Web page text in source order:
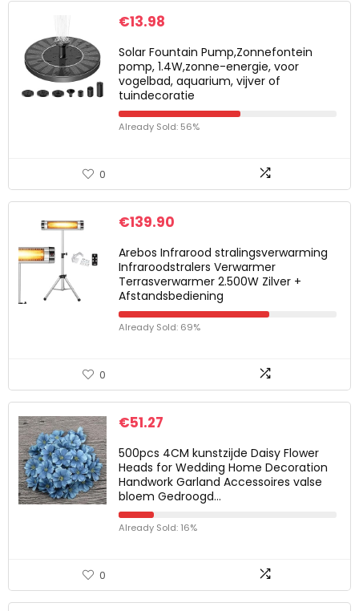
€13.98
Solar Fountain Pump,Zonnefontein
pomp, 1.4W,zonne-energie, voor
vogelbad, aquarium, vijver of
tuindecoratie
Already Sold: 56%
0
€139.90
Arebos Infrarood stralingsverwarming
Infraroodstralers Verwarmer
Terrasverwarmer 2.500W Zilver +
Afstandsbediening
Already Sold: 69%
0
€51.27
500pcs 4CM kunstzijde Daisy Flower
Heads for Wedding Home Decoration
Handwork Garland Accessoires valse
bloem Gedroogd…
Already Sold: 16%
0